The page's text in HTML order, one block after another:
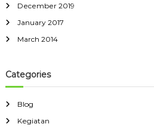
December 2019
January 2017
March 2014
Categories
Blog
Kegiatan